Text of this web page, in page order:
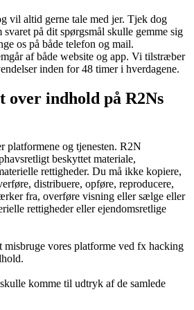
vil altid gerne tale med jer. Tjek dog
på dit spørgsmål skulle gemme sig
os på både telefon og mail.
af både website og app. Vi tilstræber
inden for 48 timer i hverdagene.
over indhold på R2Ns
platformene og tjenesten. R2N
beskyttet materiale,
rettigheder. Du må ikke kopiere,
distribuere, opføre, reproducere,
fra, overføre visning eller sælge eller
rettigheder eller ejendomsretlige
misbruge vores platforme ved fx hacking
komme til udtryk af de samlede